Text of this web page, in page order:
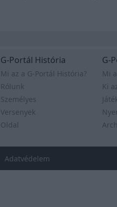
G-Portál História
Mi az a G-Portál História?
Rólunk
Személyes
Versenyek
Oldal
G-
Mi
Ki
Adatvédelem